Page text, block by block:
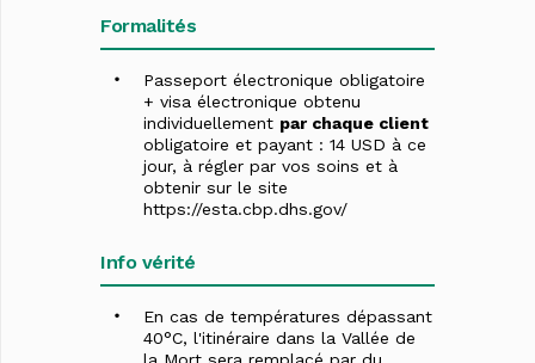
Formalités
Passeport électronique obligatoire
+ visa électronique obtenu
individuellement par chaque client
obligatoire et payant : 14 USD à ce
jour, à régler par vos soins et à
obtenir sur le site
https://esta.cbp.dhs.gov/
Info vérité
En cas de températures dépassant
40°C, l'itinéraire dans la Vallée de